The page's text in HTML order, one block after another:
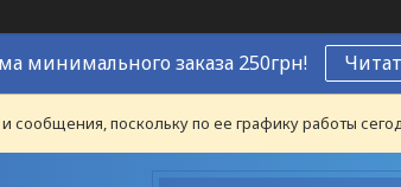
минимального заказа 250грн!
сообщения, поскольку по ее графику работы